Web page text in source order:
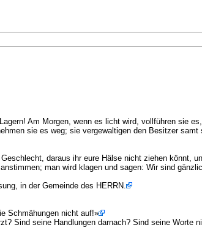
Am Morgen, wenn es licht wird, vollführen sie
sie es weg; sie vergewaltigen den Besitzer
daraus ihr eure Hälse nicht ziehen könnt,
man wird klagen und sagen: Wir sind
in der Gemeinde des HERRN.
Schmähungen nicht auf!»
Sind seine Handlungen darnach? Sind seine Worte